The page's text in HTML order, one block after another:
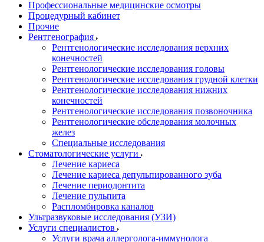
Профессиональные медицинские осмотры
Процедурный кабинет
Прочие
Рентгенография
Рентгенологические исследования верхних
конечностей
Рентгенологические исследования головы
Рентгенологические исследования грудной клетки
Рентгенологические исследования нижних
конечностей
Рентгенологические исследования позвоночника
Рентгенологические обследования молочных
желез
Специальные исследования
Стоматологические услуги
Лечение кариеса
Лечение кариеса депульпированного зуба
Лечение периодонтита
Лечение пульпита
Распломбировка каналов
Ультразвуковые исследования (УЗИ)
Услуги специалистов
Услуги врача аллерголога-иммунолога